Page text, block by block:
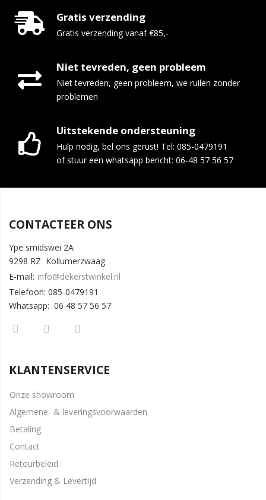
Gratis verzending
Gratis verzending vanaf €85,-
Niet tevreden, geen probleem
Niet tevreden, geen probleem, we ruilen zonder
problemen
Uitstekende ondersteuning
Hulp nodig, bel ons gerust! Tel: 085-0479191
of stuur een whatsapp bericht: 06-48 57 56 57
CONTACTEER ONS
Ype smidswei 2A
9298 RZ Kollumerzwaag
E-mail: info@dekerstwinkel.nl
Telefoon: 085-0479191
Whatsapp: 06 48 57 56 57
KLANTENSERVICE
Onze showroom
Algemene- & leveringsvoorwaarden
Betaling
Contact
Retourbeleid
Verzending & Levertijd